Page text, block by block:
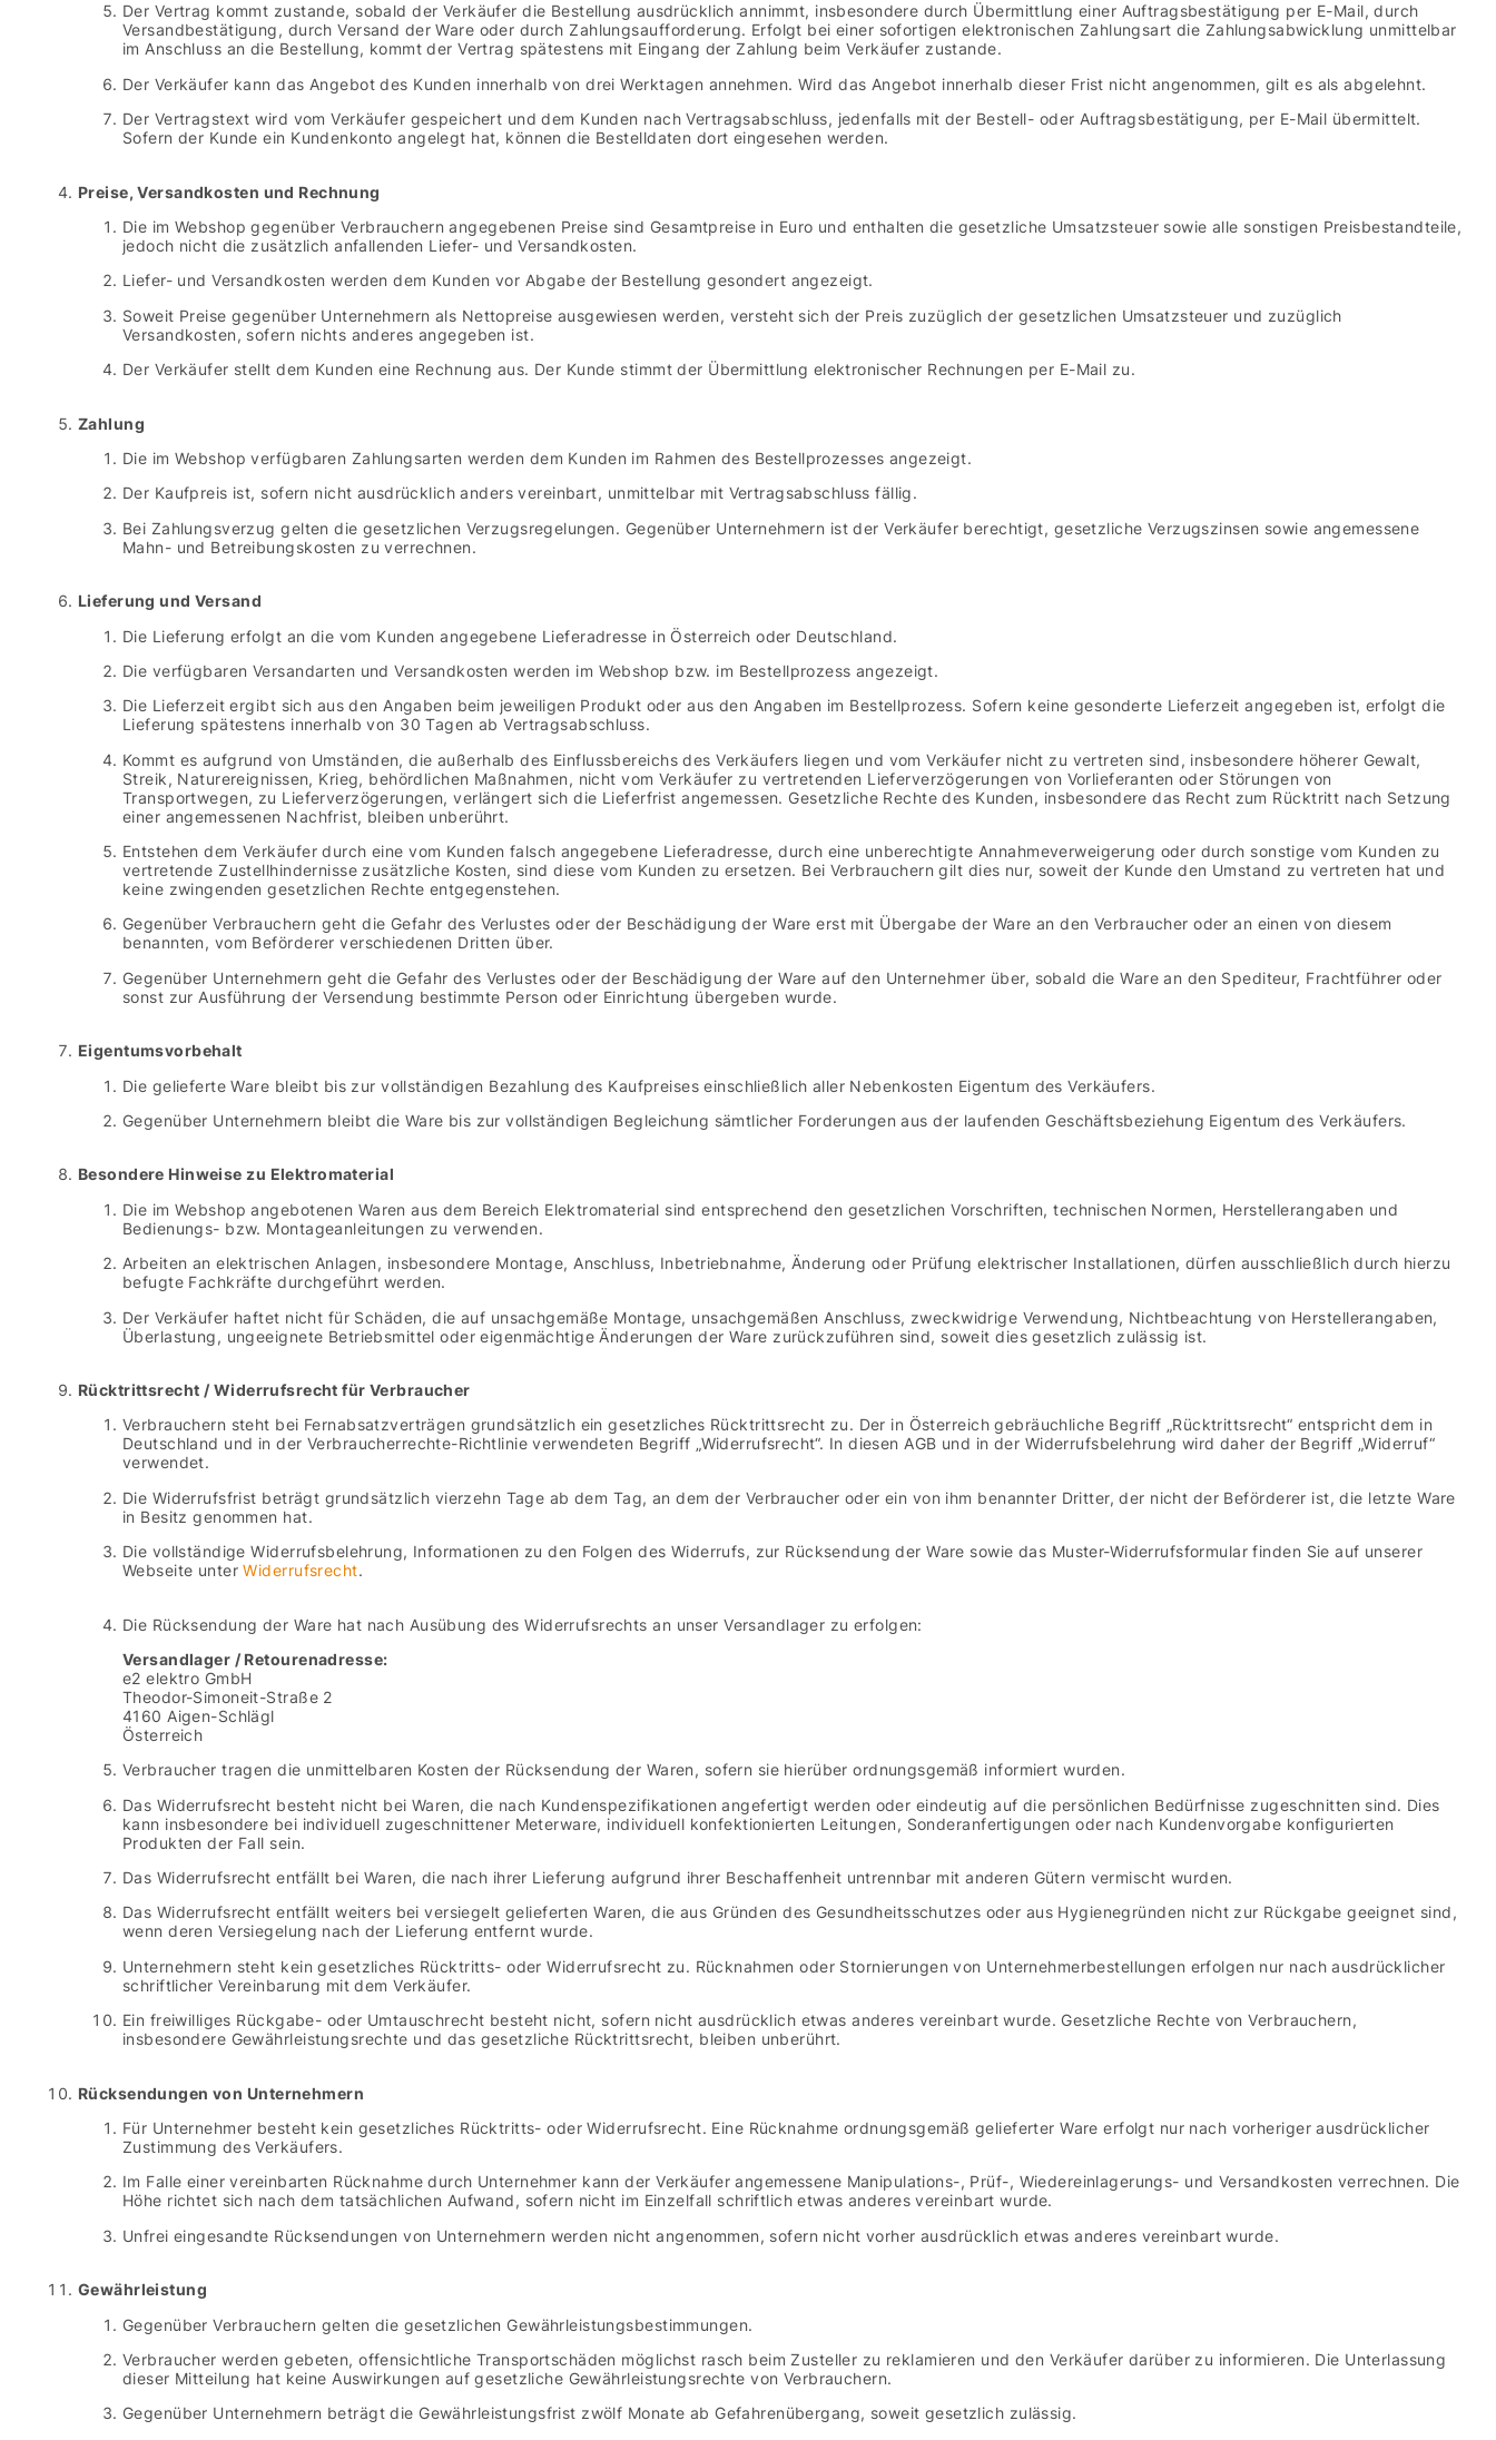
Der Vertrag kommt zustande, sobald der Verkäufer die Bestellung ausdrücklich annimmt, insbesondere durch Übermittlung einer Auftragsbestätigung per E-Mail, durch
Versandbestätigung, durch Versand der Ware oder durch Zahlungsaufforderung. Erfolgt bei einer sofortigen elektronischen Zahlungsart die Zahlungsabwicklung unmittelbar
im Anschluss an die Bestellung, kommt der Vertrag spätestens mit Eingang der Zahlung beim Verkäufer zustande.
Der Verkäufer kann das Angebot des Kunden innerhalb von drei Werktagen annehmen. Wird das Angebot innerhalb dieser Frist nicht angenommen, gilt es als abgelehnt.
Der Vertragstext wird vom Verkäufer gespeichert und dem Kunden nach Vertragsabschluss, jedenfalls mit der Bestell- oder Auftragsbestätigung, per E-Mail übermittelt.
Sofern der Kunde ein Kundenkonto angelegt hat, können die Bestelldaten dort eingesehen werden.
Preise, Versandkosten und Rechnung
Die im Webshop gegenüber Verbrauchern angegebenen Preise sind Gesamtpreise in Euro und enthalten die gesetzliche Umsatzsteuer sowie alle sonstigen Preisbestandteile,
jedoch nicht die zusätzlich anfallenden Liefer- und Versandkosten.
Liefer- und Versandkosten werden dem Kunden vor Abgabe der Bestellung gesondert angezeigt.
Soweit Preise gegenüber Unternehmern als Nettopreise ausgewiesen werden, versteht sich der Preis zuzüglich der gesetzlichen Umsatzsteuer und zuzüglich
Versandkosten, sofern nichts anderes angegeben ist.
Der Verkäufer stellt dem Kunden eine Rechnung aus. Der Kunde stimmt der Übermittlung elektronischer Rechnungen per E-Mail zu.
Zahlung
Die im Webshop verfügbaren Zahlungsarten werden dem Kunden im Rahmen des Bestellprozesses angezeigt.
Der Kaufpreis ist, sofern nicht ausdrücklich anders vereinbart, unmittelbar mit Vertragsabschluss fällig.
Bei Zahlungsverzug gelten die gesetzlichen Verzugsregelungen. Gegenüber Unternehmern ist der Verkäufer berechtigt, gesetzliche Verzugszinsen sowie angemessene
Mahn- und Betreibungskosten zu verrechnen.
Lieferung und Versand
Die Lieferung erfolgt an die vom Kunden angegebene Lieferadresse in Österreich oder Deutschland.
Die verfügbaren Versandarten und Versandkosten werden im Webshop bzw. im Bestellprozess angezeigt.
Die Lieferzeit ergibt sich aus den Angaben beim jeweiligen Produkt oder aus den Angaben im Bestellprozess. Sofern keine gesonderte Lieferzeit angegeben ist, erfolgt die
Lieferung spätestens innerhalb von 30 Tagen ab Vertragsabschluss.
Kommt es aufgrund von Umständen, die außerhalb des Einflussbereichs des Verkäufers liegen und vom Verkäufer nicht zu vertreten sind, insbesondere höherer Gewalt,
Streik, Naturereignissen, Krieg, behördlichen Maßnahmen, nicht vom Verkäufer zu vertretenden Lieferverzögerungen von Vorlieferanten oder Störungen von
Transportwegen, zu Lieferverzögerungen, verlängert sich die Lieferfrist angemessen. Gesetzliche Rechte des Kunden, insbesondere das Recht zum Rücktritt nach Setzung
einer angemessenen Nachfrist, bleiben unberührt.
Entstehen dem Verkäufer durch eine vom Kunden falsch angegebene Lieferadresse, durch eine unberechtigte Annahmeverweigerung oder durch sonstige vom Kunden zu
vertretende Zustellhindernisse zusätzliche Kosten, sind diese vom Kunden zu ersetzen. Bei Verbrauchern gilt dies nur, soweit der Kunde den Umstand zu vertreten hat und
keine zwingenden gesetzlichen Rechte entgegenstehen.
Gegenüber Verbrauchern geht die Gefahr des Verlustes oder der Beschädigung der Ware erst mit Übergabe der Ware an den Verbraucher oder an einen von diesem
benannten, vom Beförderer verschiedenen Dritten über.
Gegenüber Unternehmern geht die Gefahr des Verlustes oder der Beschädigung der Ware auf den Unternehmer über, sobald die Ware an den Spediteur, Frachtführer oder
sonst zur Ausführung der Versendung bestimmte Person oder Einrichtung übergeben wurde.
Eigentumsvorbehalt
Die gelieferte Ware bleibt bis zur vollständigen Bezahlung des Kaufpreises einschließlich aller Nebenkosten Eigentum des Verkäufers.
Gegenüber Unternehmern bleibt die Ware bis zur vollständigen Begleichung sämtlicher Forderungen aus der laufenden Geschäftsbeziehung Eigentum des Verkäufers.
Besondere Hinweise zu Elektromaterial
Die im Webshop angebotenen Waren aus dem Bereich Elektromaterial sind entsprechend den gesetzlichen Vorschriften, technischen Normen, Herstellerangaben und
Bedienungs- bzw. Montageanleitungen zu verwenden.
Arbeiten an elektrischen Anlagen, insbesondere Montage, Anschluss, Inbetriebnahme, Änderung oder Prüfung elektrischer Installationen, dürfen ausschließlich durch hierzu
befugte Fachkräfte durchgeführt werden.
Der Verkäufer haftet nicht für Schäden, die auf unsachgemäße Montage, unsachgemäßen Anschluss, zweckwidrige Verwendung, Nichtbeachtung von Herstellerangaben,
Überlastung, ungeeignete Betriebsmittel oder eigenmächtige Änderungen der Ware zurückzuführen sind, soweit dies gesetzlich zulässig ist.
Rücktrittsrecht / Widerrufsrecht für Verbraucher
Verbrauchern steht bei Fernabsatzverträgen grundsätzlich ein gesetzliches Rücktrittsrecht zu. Der in Österreich gebräuchliche Begriff „Rücktrittsrecht“ entspricht dem in
Deutschland und in der Verbraucherrechte-Richtlinie verwendeten Begriff „Widerrufsrecht“. In diesen AGB und in der Widerrufsbelehrung wird daher der Begriff „Widerruf“
verwendet.
Die Widerrufsfrist beträgt grundsätzlich vierzehn Tage ab dem Tag, an dem der Verbraucher oder ein von ihm benannter Dritter, der nicht der Beförderer ist, die letzte Ware
in Besitz genommen hat.
Die vollständige Widerrufsbelehrung, Informationen zu den Folgen des Widerrufs, zur Rücksendung der Ware sowie das Muster-Widerrufsformular finden Sie auf unserer
Webseite unterWiderrufsrecht.
Die Rücksendung der Ware hat nach Ausübung des Widerrufsrechts an unser Versandlager zu erfolgen:
Versandlager / Retourenadresse:
e2 elektro GmbH
Theodor-Simoneit-Straße 2
4160 Aigen-Schlägl
Österreich
Verbraucher tragen die unmittelbaren Kosten der Rücksendung der Waren, sofern sie hierüber ordnungsgemäß informiert wurden.
Das Widerrufsrecht besteht nicht bei Waren, die nach Kundenspezifikationen angefertigt werden oder eindeutig auf die persönlichen Bedürfnisse zugeschnitten sind. Dies
kann insbesondere bei individuell zugeschnittener Meterware, individuell konfektionierten Leitungen, Sonderanfertigungen oder nach Kundenvorgabe konfigurierten
Produkten der Fall sein.
Das Widerrufsrecht entfällt bei Waren, die nach ihrer Lieferung aufgrund ihrer Beschaffenheit untrennbar mit anderen Gütern vermischt wurden.
Das Widerrufsrecht entfällt weiters bei versiegelt gelieferten Waren, die aus Gründen des Gesundheitsschutzes oder aus Hygienegründen nicht zur Rückgabe geeignet sind,
wenn deren Versiegelung nach der Lieferung entfernt wurde.
Unternehmern steht kein gesetzliches Rücktritts- oder Widerrufsrecht zu. Rücknahmen oder Stornierungen von Unternehmerbestellungen erfolgen nur nach ausdrücklicher
schriftlicher Vereinbarung mit dem Verkäufer.
Ein freiwilliges Rückgabe- oder Umtauschrecht besteht nicht, sofern nicht ausdrücklich etwas anderes vereinbart wurde. Gesetzliche Rechte von Verbrauchern,
insbesondere Gewährleistungsrechte und das gesetzliche Rücktrittsrecht, bleiben unberührt.
Rücksendungen von Unternehmern
Für Unternehmer besteht kein gesetzliches Rücktritts- oder Widerrufsrecht. Eine Rücknahme ordnungsgemäß gelieferter Ware erfolgt nur nach vorheriger ausdrücklicher
Zustimmung des Verkäufers.
Im Falle einer vereinbarten Rücknahme durch Unternehmer kann der Verkäufer angemessene Manipulations-, Prüf-, Wiedereinlagerungs- und Versandkosten verrechnen. Die
Höhe richtet sich nach dem tatsächlichen Aufwand, sofern nicht im Einzelfall schriftlich etwas anderes vereinbart wurde.
Unfrei eingesandte Rücksendungen von Unternehmern werden nicht angenommen, sofern nicht vorher ausdrücklich etwas anderes vereinbart wurde.
Gewährleistung
Gegenüber Verbrauchern gelten die gesetzlichen Gewährleistungsbestimmungen.
Verbraucher werden gebeten, offensichtliche Transportschäden möglichst rasch beim Zusteller zu reklamieren und den Verkäufer darüber zu informieren. Die Unterlassung
dieser Mitteilung hat keine Auswirkungen auf gesetzliche Gewährleistungsrechte von Verbrauchern.
Gegenüber Unternehmern beträgt die Gewährleistungsfrist zwölf Monate ab Gefahrenübergang, soweit gesetzlich zulässig.